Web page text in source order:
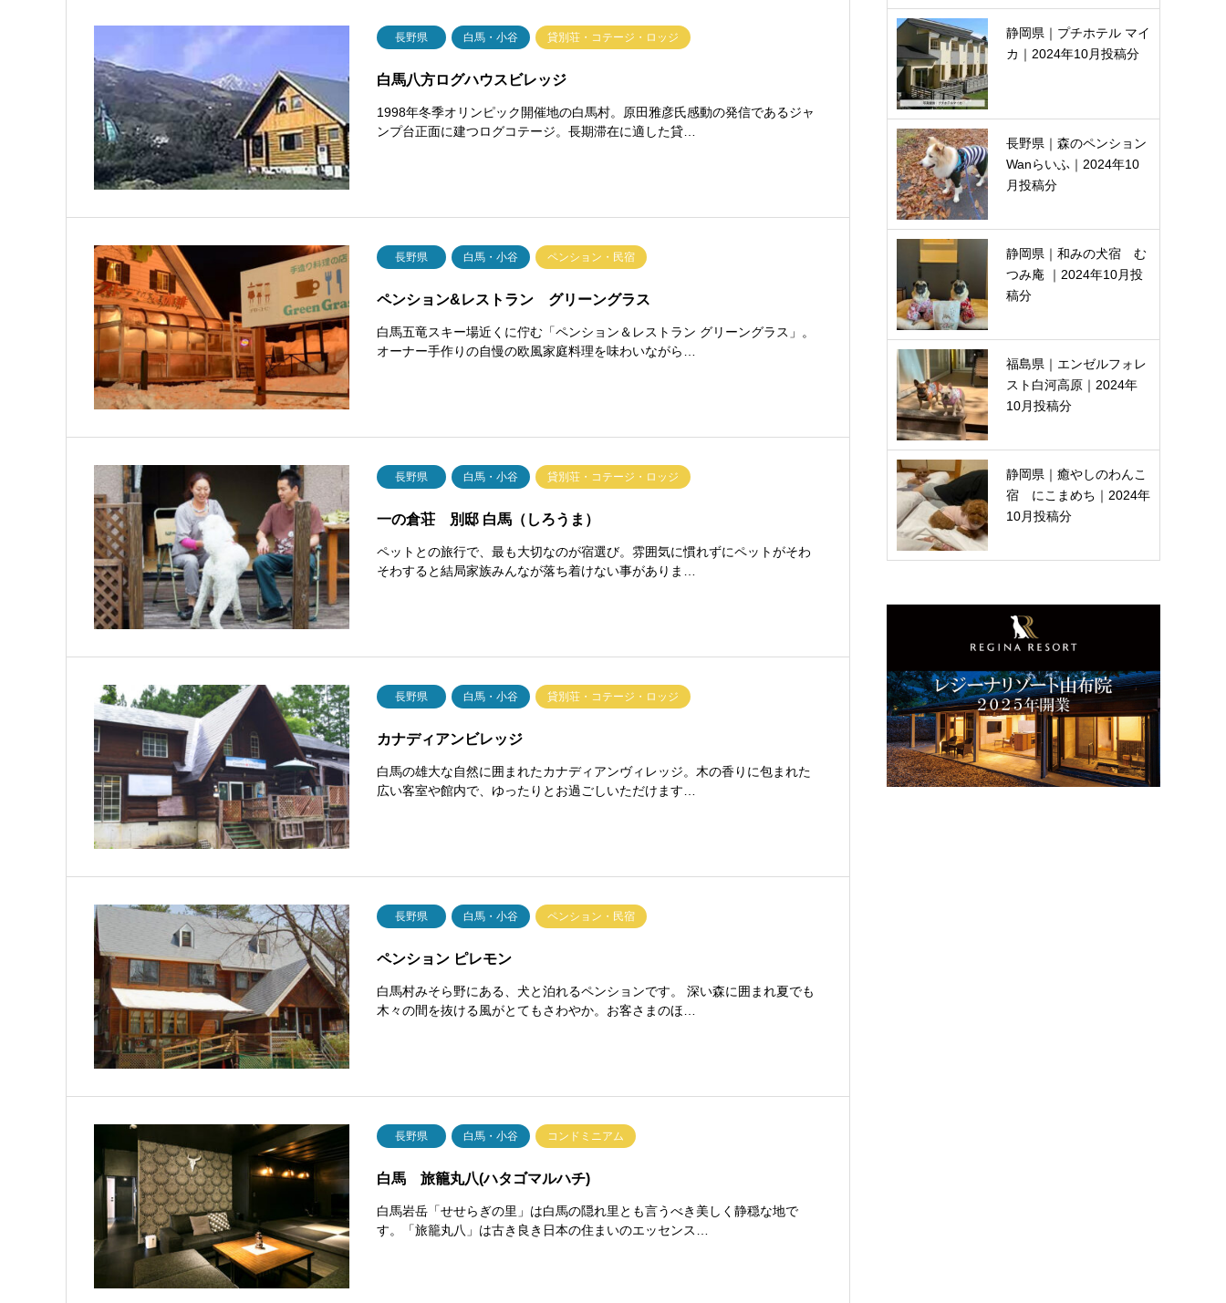
長野県 白馬・小谷 貸別荘・コテージ・ロッジ
白馬八方ログハウスビレッジ
1998年冬季オリンピック開催地の白馬村。原田雅彦氏感動の発信であるジャ
ンプ台正面に建つログコテージ。長期滞在に適した貸…
長野県 白馬・小谷 ペンション・民宿
ペンション&レストラン グリーングラス
白馬五竜スキー場近くに佇む「ペンション＆レストラン グリーングラス」。
オーナー手作りの自慢の欧風家庭料理を味わいながら…
長野県 白馬・小谷 貸別荘・コテージ・ロッジ
一の倉荘 別邸 白馬（しろうま）
ペットとの旅行で、最も大切なのが宿選び。雰囲気に慣れずにペットがそわ
そわすると結局家族みんなが落ち着けない事がありま…
長野県 白馬・小谷 貸別荘・コテージ・ロッジ
カナディアンビレッジ
白馬の雄大な自然に囲まれたカナディアンヴィレッジ。木の香りに包まれた
広い客室や館内で、ゆったりとお過ごしいただけます…
長野県 白馬・小谷 ペンション・民宿
ペンション ピレモン
白馬村みそら野にある、犬と泊れるペンションです。 深い森に囲まれ夏でも
木々の間を抜ける風がとてもさわやか。お客さまのほ…
長野県 白馬・小谷 コンドミニアム
白馬 旅籠丸八(ハタゴマルハチ)
白馬岩岳「せせらぎの里」は白馬の隠れ里とも言うべき美しく静穏な地で
す。「旅籠丸八」は古き良き日本の住まいのエッセンス…
静岡県｜プチホテル マイ
カ｜2024年10月投稿分
長野県｜森のペンション
Wanらいふ｜2024年10
月投稿分
静岡県｜和みの犬宿 む
つみ庵 ｜2024年10月投
稿分
福島県｜エンゼルフォレ
スト白河高原｜2024年
10月投稿分
静岡県｜癒やしのわんこ
宿 にこまめち｜2024年
10月投稿分